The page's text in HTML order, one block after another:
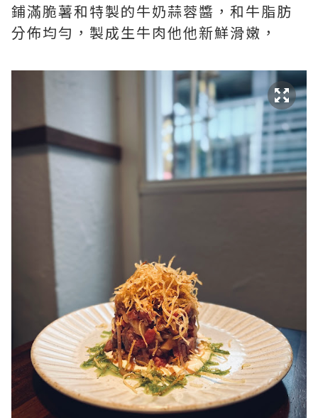
鋪滿脆薯和特製的牛奶蒜蓉醬，和牛脂肪
分佈均勻，製成生牛肉他他新鮮滑嫩，